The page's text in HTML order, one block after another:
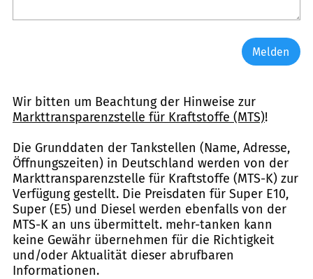
Melden
Wir bitten um Beachtung der Hinweise zur
Markttransparenzstelle für Kraftstoffe (MTS)!
Die Grunddaten der Tankstellen (Name, Adresse,
Öffnungszeiten) in Deutschland werden von der
Markttransparenzstelle für Kraftstoffe (MTS-K) zur
Verfügung gestellt. Die Preisdaten für Super E10,
Super (E5) und Diesel werden ebenfalls von der
MTS-K an uns übermittelt. mehr-tanken kann
keine Gewähr übernehmen für die Richtigkeit
und/oder Aktualität dieser abrufbaren
Informationen.